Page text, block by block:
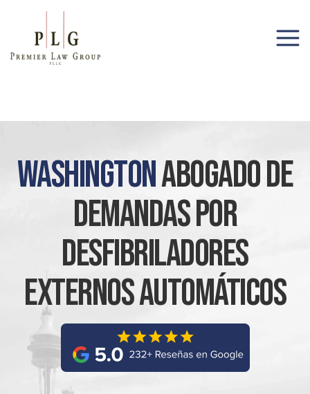
WashingtonAbogado De
Demandas Por
Desfibriladores
Externos Automáticos